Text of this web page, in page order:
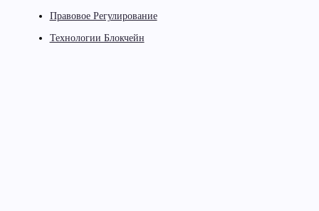
Правовое Регулирование
Технологии Блокчейн